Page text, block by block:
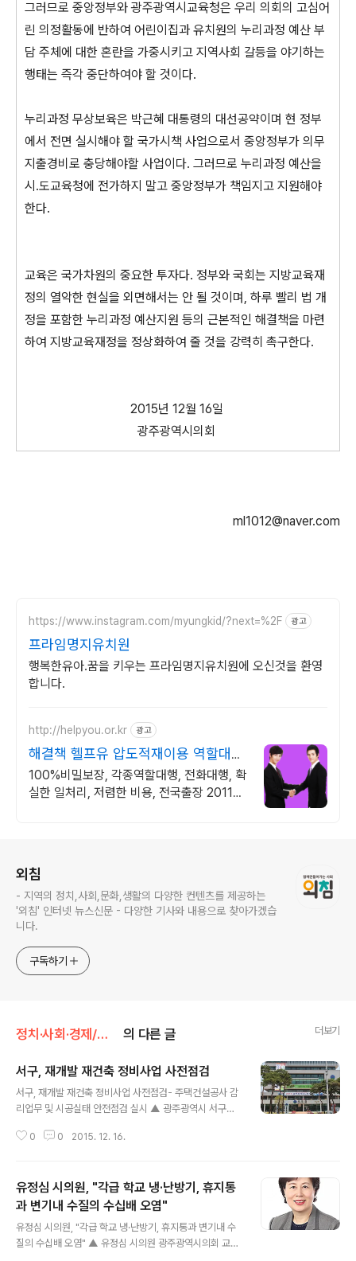
그러므로 중앙정부와 광주광역시교육청은 우리 의회의 고심어
린 의정활동에 반하여 어린이집과 유치원의 누리과정 예산 부
담 주체에 대한 혼란을 가중시키고 지역사회 갈등을 야기하는
행태는 즉각 중단하여야 할 것이다.
누리과정 무상보육은 박근혜 대통령의 대선공약이며 현 정부
에서 전면 실시해야 할 국가시책 사업으로서 중앙정부가 의무
지출경비로 충당해야할 사업이다. 그러므로 누리과정 예산을
시․도교육청에 전가하지 말고 중앙정부가 책임지고 지원해야
한다.
교육은 국가차원의 중요한 투자다. 정부와 국회는 지방교육재
정의 열악한 현실을 외면해서는 안 될 것이며, 하루 빨리 법 개
정을 포함한 누리과정 예산지원 등의 근본적인 해결책을 마련
하여 지방교육재정을 정상화하여 줄 것을 강력히 촉구한다.
2015년 12월 16일
광주광역시의회
ml1012@naver.com
https://www.instagram.com/myungkid/?next=%2F 광고
프라임명지유치원
행복한유아.꿈을 키우는 프라임명지유치원에 오신것을 환영
합니다.
http://helpyou.or.kr 광고
해결책 헬프유 압도적재이용 역할대행,
상황연출 전문업체
100%비밀보장, 각종역할대행, 전화대행, 확
실한 일처리, 저렴한 비용, 전국출장 2011년
외침
- 지역의 정치,사회,문화,생활의 다양한 컨텐츠를 제공하는
'외침' 인터넷 뉴스신문 - 다양한 기사와 내용으로 찾아가겠습
니다.
구독하기
정치·사회·경제/종합 의 다른 글 더보기
서구, 재개발 재건축 정비사업 사전점검
서구, 재개발 재건축 정비사업 사전점검- 주택건설공사 감
리업무 및 시공실태 안전점검 실시 ▲ 광주광역시 서구청
재개발과 화정주공 재건축 아파트를 대상으로 동절기 대비
시설 도로포장 등 부대공사를 제외한 모든 공정이 마무리
되어 세대 내 하자 등 처리중에 있으며, 재건축 방식으로 공
사중인 화정주공 현대힐스테이트는 U대회 선수촌으로 사
용된 이후 세대 내 손망실 처리 및 고사된 조경등 재 식재
0 0 2015. 12. 16.
유정심 시의원, "각급 학교 냉·난방기, 휴지통
과 변기내 수질의 수십배 오염"
유정심 시의원, "각급 학교 냉·난방기, 휴지통과 변기내 수
질의 수십배 오염" ▲ 유정심 시의원 광주광역시의회 교육